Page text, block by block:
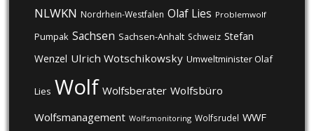
NLWKN Nordrhein-Westfalen Olaf Lies Problemwolf
Pumpak Sachsen Sachsen-Anhalt Schweiz Stefan
Wenzel Ulrich Wotschikowsky Umweltminister Olaf
Lies Wolf Wolfsberater Wolfsbüro
Wolfsmanagement Wolfsmonitoring Wolfsrudel WWF